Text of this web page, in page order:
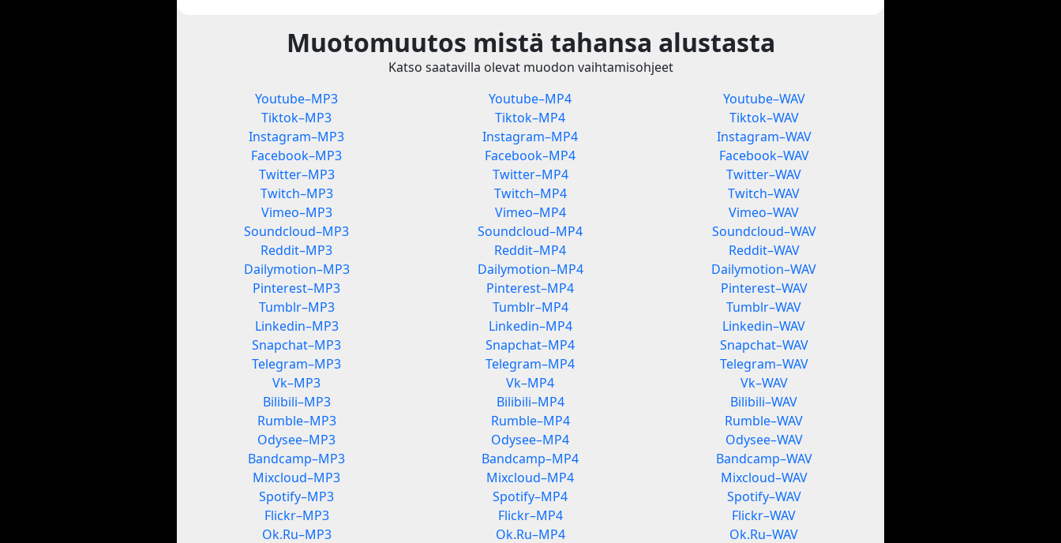
Muotomuutos mistä tahansa alustasta
Katso saatavilla olevat muodon vaihtamisohjeet
Youtube–MP3
Tiktok–MP3
Instagram–MP3
Facebook–MP3
Twitter–MP3
Twitch–MP3
Vimeo–MP3
Soundcloud–MP3
Reddit–MP3
Dailymotion–MP3
Pinterest–MP3
Tumblr–MP3
Linkedin–MP3
Snapchat–MP3
Telegram–MP3
Vk–MP3
Bilibili–MP3
Rumble–MP3
Odysee–MP3
Bandcamp–MP3
Mixcloud–MP3
Spotify–MP3
Flickr–MP3
Ok.Ru–MP3
Youtube–MP4
Tiktok–MP4
Instagram–MP4
Facebook–MP4
Twitter–MP4
Twitch–MP4
Vimeo–MP4
Soundcloud–MP4
Reddit–MP4
Dailymotion–MP4
Pinterest–MP4
Tumblr–MP4
Linkedin–MP4
Snapchat–MP4
Telegram–MP4
Vk–MP4
Bilibili–MP4
Rumble–MP4
Odysee–MP4
Bandcamp–MP4
Mixcloud–MP4
Spotify–MP4
Flickr–MP4
Ok.Ru–MP4
Youtube–WAV
Tiktok–WAV
Instagram–WAV
Facebook–WAV
Twitter–WAV
Twitch–WAV
Vimeo–WAV
Soundcloud–WAV
Reddit–WAV
Dailymotion–WAV
Pinterest–WAV
Tumblr–WAV
Linkedin–WAV
Snapchat–WAV
Telegram–WAV
Vk–WAV
Bilibili–WAV
Rumble–WAV
Odysee–WAV
Bandcamp–WAV
Mixcloud–WAV
Spotify–WAV
Flickr–WAV
Ok.Ru–WAV